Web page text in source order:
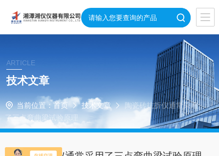
ARTICLE
技术文章
当前位置： 首页 技术文章
陶瓷砖抗折仪通常采用
了三点弯曲梁试验原理